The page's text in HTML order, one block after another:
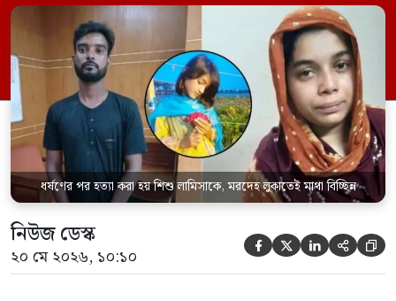
চালানো হয় এই নৃশংস হত্যাকাণ্ডে পাশের ফ্ল্যাটের
ভাড়াটিয়া সোহেল রানা (৩০) ও তার স্ত্রী স্বপ্না
আক্তারকে (২৬) মাত্র ৭ ঘণ্টার […]
ধর্ষণের পর হত্যা করা হয় শিশু লামিসাকে, মরদেহ লুকাতেই মাথা বিচ্ছিন্ন
নিউজ ডেস্ক
২০ মে ২০২৬, ১০:১০     